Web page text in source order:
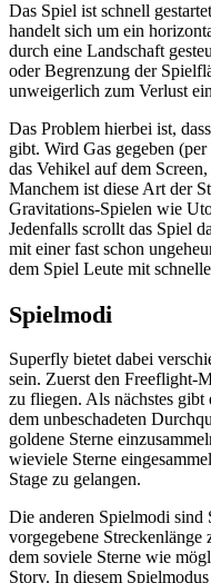
Das Spiel ist schnell
handelt sich um ein
durch eine Landschaft
oder Begrenzung der
unweigerlich zum Verlust
Das Problem hierbei ist,
gibt. Wird Gas gegeben
das Vehikel auf dem
Manchem ist diese Art der
Gravitations-Spielen wie
Jedenfalls scrollt das Spiel
mit einer fast schon
dem Spiel Leute mit
Spielmodi
Superfly bietet dabei
sein. Zuerst den Freeflight-
zu fliegen. Als nächstes gibt
dem unbeschadeten
goldene Sterne
wieviele Sterne
Stage zu gelangen.
Die anderen Spielmodi sind
vorgegebene
dem soviele Sterne wie
Story. In diesem